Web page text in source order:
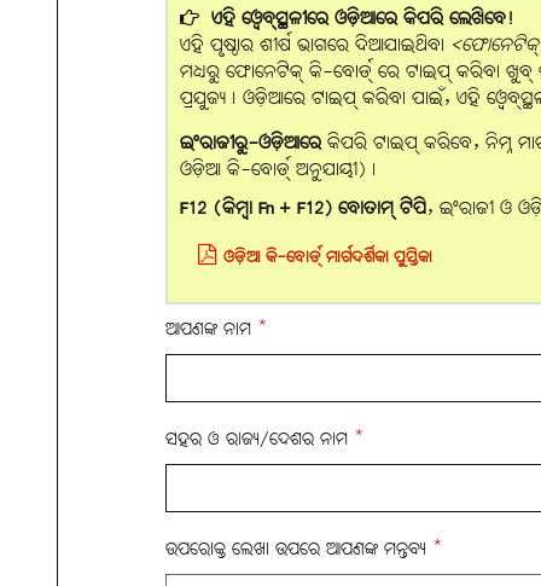
ଏହି ୱେବ୍‌ସ୍ଥଳୀରେ ଓଡ଼ିଆରେ କିପରି ଲେଖିବେ!
ଏହି ପୃଷ୍ଠାର ଶୀର୍ଷ ଭାଗରେ ଦିଆଯାଇଥିବା <ଫୋନେଟିକ୍
ମଧ୍ୟରୁ ଫୋନେଟିକ୍ କି-ବୋର୍ଡ୍ ରେ ଟାଇପ୍ କରିବା ଖୁବ୍
ପ୍ରଯୁଜ୍ୟ। ଓଡ଼ିଆରେ ଟାଇପ୍ କରିବା ପାଇଁ, ଏହି
ଇଂରାଜୀରୁ-ଓଡ଼ିଆରେକିପରି ଟାଇପ୍ କରିବେ, ନିମ୍ନ
ଓଡ଼ିଆ କି-ବୋର୍ଡ୍ ଅନୁଯାୟୀ)।
F12 (କିମ୍ବା Fn + F12) ବୋତାମ୍‌ ଟିପି, ଇଂରାଜୀ ଓ
ଓଡ଼ିଆ କି-ବୋର୍ଡ୍ ମାର୍ଗଦର୍ଶିକା ପୁସ୍ତିକା
ଆପଣଙ୍କ ନାମ *
ସହର ଓ ରାଜ୍ୟ/ଦେଶର ନାମ *
ଉପରୋକ୍ତ ଲେଖା ଉପରେ ଆପଣଙ୍କ ମନ୍ତବ୍ୟ *